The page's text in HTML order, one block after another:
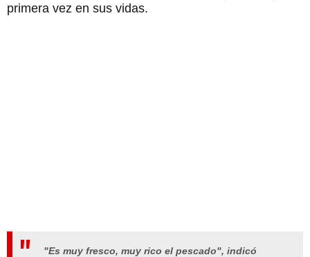
primera vez en sus vidas.
"Es muy fresco, muy rico el pescado", indicó